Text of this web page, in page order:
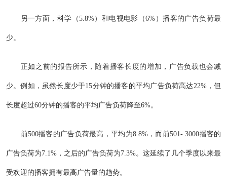
另一方面，科学（5.8%）和电视电影（6%）播客的广告负荷最
少。
正如之前的报告所示，随着播客长度的增加，广告负载也会减
少。例如，虽然长度少于15分钟的播客的平均广告负荷高达22%，但
长度超过60分钟的播客的平均广告负荷降至6%。
前500播客的广告负荷最高，平均为8.8%，而前501- 3000播客的
广告负荷为7.1%，之后的广告负荷为7.3%。这延续了几个季度以来最
受欢迎的播客拥有最高广告量的趋势。